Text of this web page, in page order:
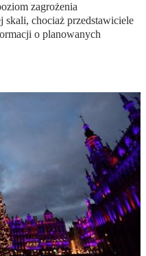
zagrożenia
skali, chociaż przedstawiciele
o planowanych